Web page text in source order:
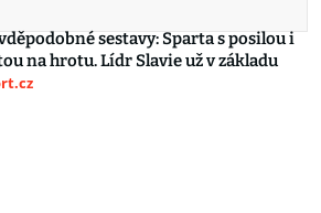
sestavy: Sparta s posilou i
na hrotu. Lídr Slavie už v základu